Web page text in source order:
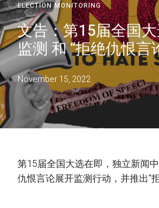
ELECTION MONITORING
文告：第15届全国
监测 和 “拒绝仇恨言
November 15, 2022
第15届全国大选在即，独立新闻
仇恨言论展开监测行动，并推出“